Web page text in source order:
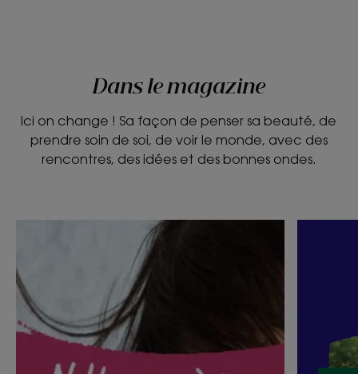
Dans le magazine
Ici on change ! Sa façon de penser sa beauté, de
prendre soin de soi, de voir le monde, avec des
rencontres, des idées et des bonnes ondes.
bonnes
raisons
d’utiliser
le
shampoing